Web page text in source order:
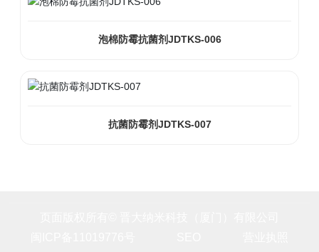
泡棉防霉抗菌剂JDTKS-006
抗菌防霉剂JDTKS-007